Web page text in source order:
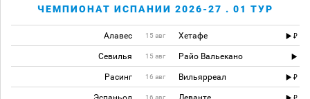
ЧЕМПИОНАТ ИСПАНИИ 2026-27 . 01 ТУР
Алавес 15 авг Хетафе
Севилья 15 авг Райо Вальекано
Расинг 16 авг Вильярреал